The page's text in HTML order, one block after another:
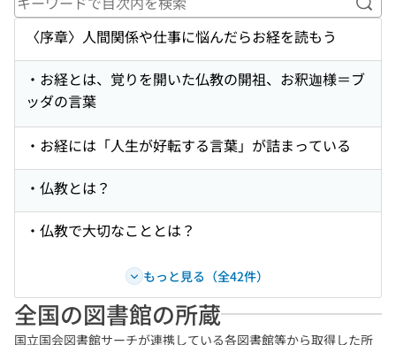
キ
〈序章〉人間関係や仕事に悩んだらお経を読もう
・お経とは、覚りを開いた仏教の開祖、お釈迦様＝ブ
ッダの言葉
・お経には「人生が好転する言葉」が詰まっている
・仏教とは？
・仏教で大切なこととは？
もっと見る（全42件）
全国の図書館の所蔵
国立国会図書館サーチが連携している各図書館等から取得した所